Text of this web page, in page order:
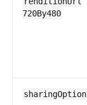
720By480
sharingOption